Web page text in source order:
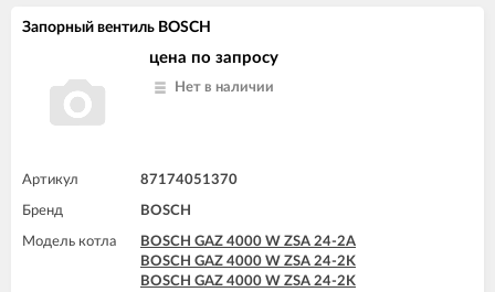
Запорный вентиль BOSCH
цена по запросу
Нет в наличии
Артикул 87174051370
Бренд BOSCH
Модель котла
BOSCH GAZ 4000 W ZSA 24-2A
BOSCH GAZ 4000 W ZSA 24-2K
BOSCH GAZ 4000 W ZSA 24-2K